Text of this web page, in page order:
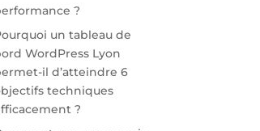
?
un tableau de
WordPress Lyon
il d’atteindre 6
techniques
?